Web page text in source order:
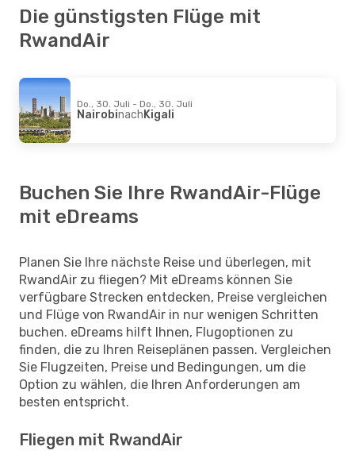
Die günstigsten Flüge mit
RwandAir
Do., 30. Juli - Do., 30. Juli
NairobinachKigali
Buchen Sie Ihre RwandAir-Flüge
mit eDreams
Planen Sie Ihre nächste Reise und überlegen, mit
RwandAir zu fliegen? Mit eDreams können Sie
verfügbare Strecken entdecken, Preise vergleichen
und Flüge von RwandAir in nur wenigen Schritten
buchen. eDreams hilft Ihnen, Flugoptionen zu
finden, die zu Ihren Reiseplänen passen. Vergleichen
Sie Flugzeiten, Preise und Bedingungen, um die
Option zu wählen, die Ihren Anforderungen am
besten entspricht.
Fliegen mit RwandAir